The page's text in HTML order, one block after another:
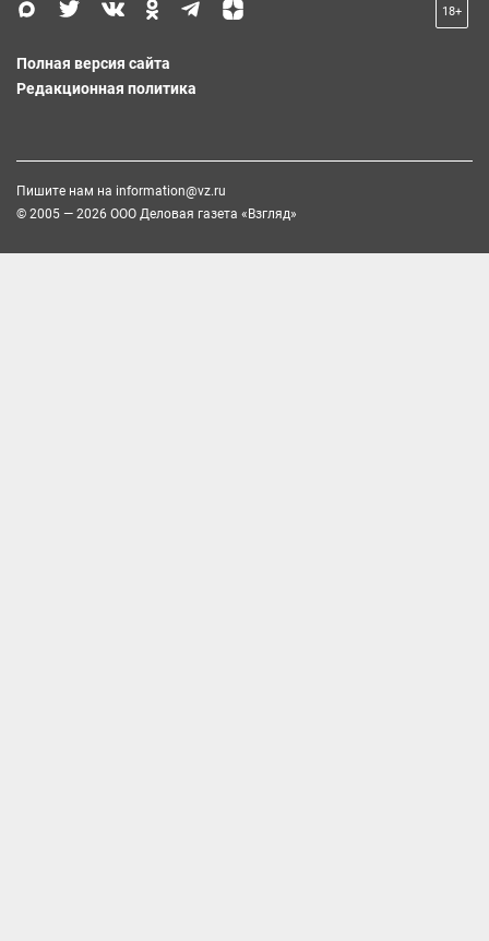
18+
Полная версия сайта
Редакционная политика
Пишите нам на information@vz.ru
© 2005 — 2026 ООО Деловая газета «Взгляд»